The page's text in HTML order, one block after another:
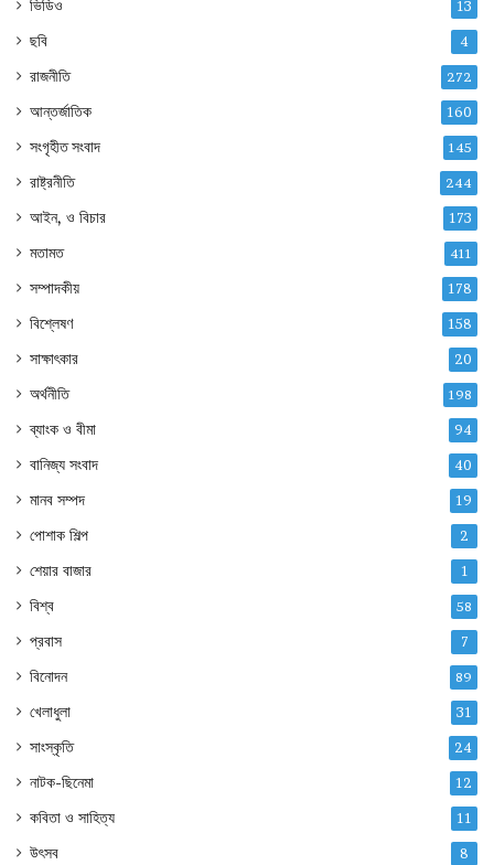
ভিডিও 13
ছবি 4
রাজনীতি 272
আন্তর্জাতিক 160
সংগৃহীত সংবাদ 145
রাষ্ট্রনীতি 244
আইন, ও বিচার 173
মতামত 411
সম্পাদকীয় 178
বিশ্লেষণ 158
সাক্ষাৎকার 20
অর্থনীতি 198
ব্যাংক ও বীমা 94
বানিজ্য সংবাদ 40
মানব সম্পদ 19
পোশাক শিল্প 2
শেয়ার বাজার 1
বিশ্ব 58
প্রবাস 7
বিনোদন 89
খেলাধুলা 31
সাংস্কৃতি 24
নাটক-ছিনেমা 12
কবিতা ও সাহিত্য 11
উৎসব 8